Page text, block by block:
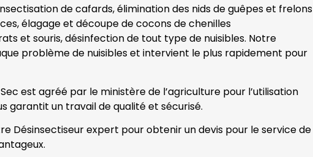
de cafards, élimination des nids de guêpes et frelons
élagage et découpe de cocons de chenilles
et souris, désinfection de tout type de nuisibles. Notre
problème de nuisibles et intervient le plus rapidement pour
est agréé par le ministère de l’agriculture pour l’utilisation
garantit un travail de qualité et sécurisé.
Désinsectiseur expert pour obtenir un devis pour le service de